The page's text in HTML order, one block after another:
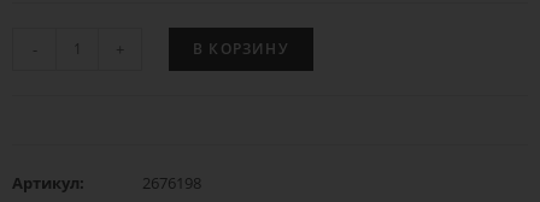
- + В КОРЗИНУ
Артикул:
2676198